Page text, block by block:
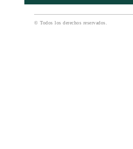
© Todos los derechos reservados.